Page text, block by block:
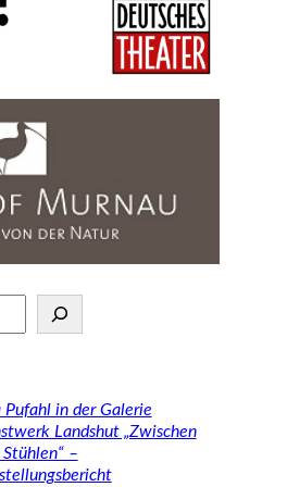
Pufahl in der Galerie
Landshut „Zwischen
–